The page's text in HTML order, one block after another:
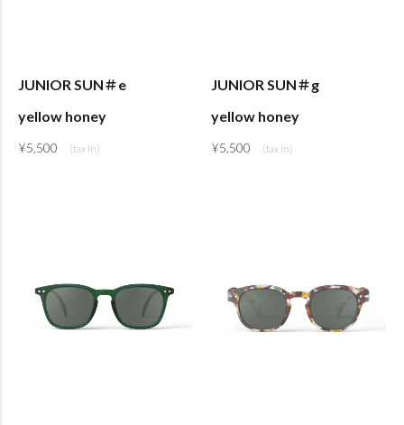
JUNIOR SUN＃e
yellow honey
¥5,500
JUNIOR SUN＃g
yellow honey
¥5,500